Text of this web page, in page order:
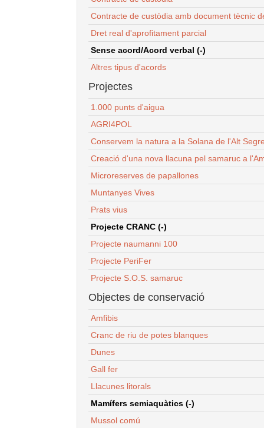
Contracte de custòdia amb document tècnic
Dret real d'aprofitament parcial
Sense acord/Acord verbal (-)
Altres tipus d'acords
Projectes
1.000 punts d'aigua
AGRI4POL
Conservem la natura a la Solana de l'Alt
Creació d'una nova llacuna pel samaruc a
Microreserves de papallones
Muntanyes Vives
Prats vius
Projecte CRANC (-)
Projecte naumanni 100
Projecte PeriFer
Projecte S.O.S. samaruc
Objectes de conservació
Amfibis
Cranc de riu de potes blanques
Dunes
Gall fer
Llacunes litorals
Mamífers semiaquàtics (-)
Mussol comú